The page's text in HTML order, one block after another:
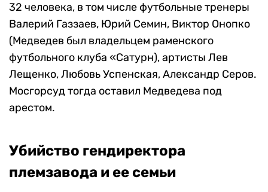
32 человека, в том числе футбольные тренеры
Валерий Газзаев, Юрий Семин, Виктор Онопко
(Медведев был владельцем раменского
футбольного клуба «Сатурн), артисты Лев
Лещенко, Любовь Успенская, Александр Серов.
Мосгорсуд тогда оставил Медведева под
арестом.
Убийство гендиректора
племзавода и ее семьи